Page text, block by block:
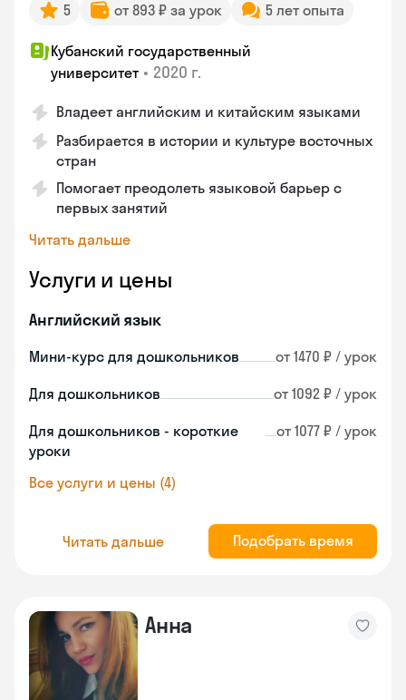
5 от 893 ₽ за урок 5 лет опыта
Кубанский государственный
университет • 2020 г.
Владеет английским и китайским языками
Разбирается в истории и культуре восточных
стран
Помогает преодолеть языковой барьер с
первых занятий
Читать дальше
Услуги и цены
Английский язык
Мини-курс для дошкольников от 1470 ₽ / урок
Для дошкольников от 1092 ₽ / урок
Для дошкольников - короткие
уроки
от 1077 ₽ / урок
Все услуги и цены (4)
Читать дальше Подобрать время
Анна